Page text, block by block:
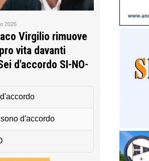
2026
Virgilio rimuove
vita davanti
d'accordo SI-NO-
d'accordo